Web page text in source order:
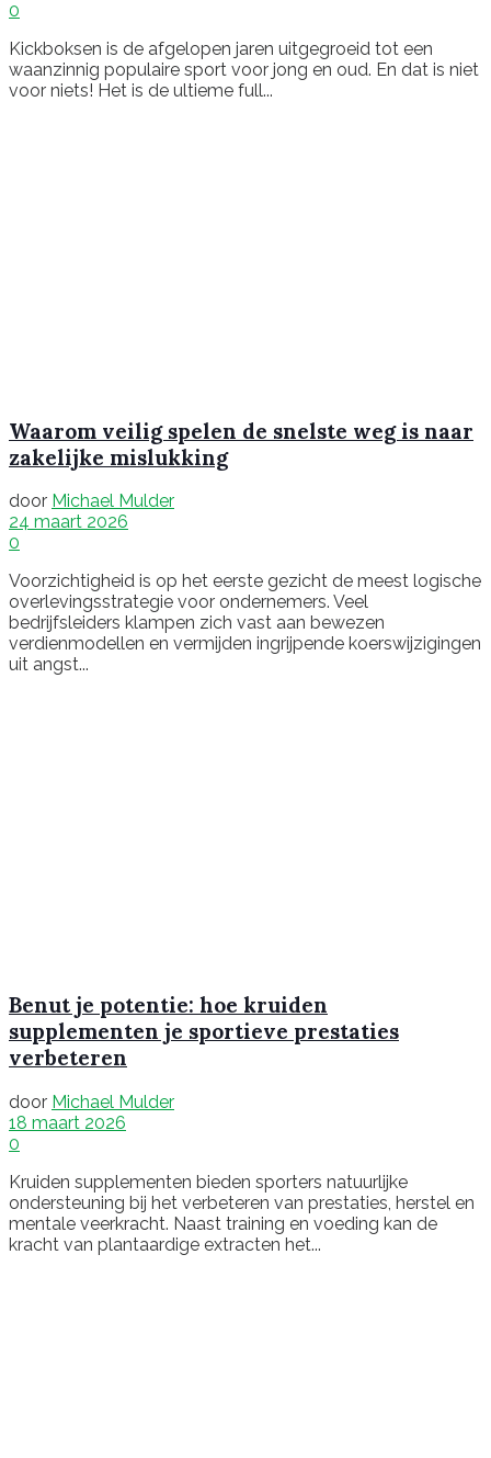
0
Kickboksen is de afgelopen jaren uitgegroeid tot een
waanzinnig populaire sport voor jong en oud. En dat is niet
voor niets! Het is de ultieme full...
Waarom veilig spelen de snelste weg is naar
zakelijke mislukking
door Michael Mulder
24 maart 2026
0
Voorzichtigheid is op het eerste gezicht de meest logische
overlevingsstrategie voor ondernemers. Veel
bedrijfsleiders klampen zich vast aan bewezen
verdienmodellen en vermijden ingrijpende koerswijzigingen
uit angst...
Benut je potentie: hoe kruiden
supplementen je sportieve prestaties
verbeteren
door Michael Mulder
18 maart 2026
0
Kruiden supplementen bieden sporters natuurlijke
ondersteuning bij het verbeteren van prestaties, herstel en
mentale veerkracht. Naast training en voeding kan de
kracht van plantaardige extracten het...